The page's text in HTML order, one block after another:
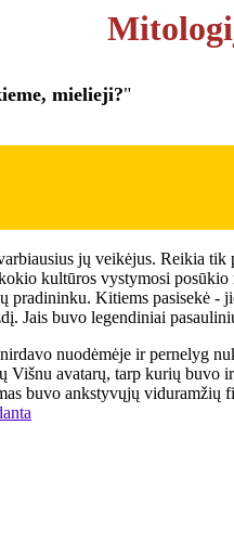
mielieji?"
jų veikėjus. Reikia
kultūros vystymosi
Kitiems pasisekė -
Jais buvo legendiniai
nuodėmėje ir
Višnu avatarų, tarp kurių
buvo ankstyvųjų viduramžių